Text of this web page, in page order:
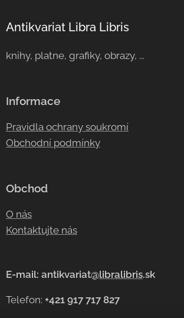
Antikvariat Libra Libris
knihy, platne, grafiky, obrazy, ...
Informace
Pravidla ochrany soukromí
Obchodní podmínky
Obchod
O nás
Kontaktujte nás
E-mail: antikvariat@libralibris.sk
Telefon: +421 917 717 827